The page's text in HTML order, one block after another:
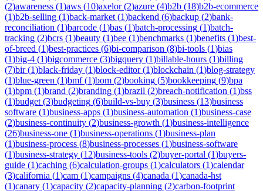
(2)awareness (1)aws (10)axelor(2)azure (4)b2b (18)b2b-ecommerce
(1)b2b-selling (1)back-market (1)backend (6)backup (2)bank-
reconciliation (1)barcode (1)bas (1)batch-processing (1)batch-
tracking (2)bcrs (1)beauty (1)bee (1)benchmarks (1)benefits (1)best-
of-breed (1)best-practices (6)bi-comparison (8)bi-tools (1)bias
(1)big-4 (1)bigcommerce (3)bigquery (1)billable-hours (1)billing
(7)bir(1)black-friday (1)block-editor(1)blockchain (1)blog-strategy
(1)blue-green (1)bmf(1)bom (2)booking (5)bookkeeping (9)bpa
(1)bpm (1)brand (2)branding (1)brazil (2)breach-notification (1)bss
(1)budget (3)budgeting (6)build-vs-buy (3)business (13)business
software (1)business-apps (1)business-automation (1)business-case
(2)business-continuity (2)business-growth (1)business-intelligence
(26)business-one (1)business-operations (1)business-plan
(1)business-process (8)business-processes (1)business-software
(1)business-strategy (12)business-tools (2)buyer-portal (1)buyers-
guide (1)caching (6)calculation-groups (1)calculators (1)calendar
(3)california (1)cam (1)campaigns (4)canada (1)canada-hst
(1)canary (1)capacity (2)capacity-planning (2)carbon-footprint